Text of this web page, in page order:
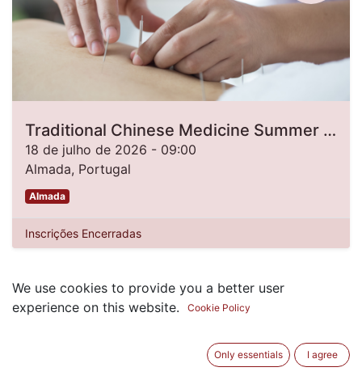
Traditional Chinese Medicine Summer Camp 2026 [2nd Edition]
18 de julho de 2026 - 09:00
Almada, Portugal
Almada
Inscrições Encerradas
We use cookies to provide you a better user
experience on this website.
Cookie Policy
Only essentials I agree